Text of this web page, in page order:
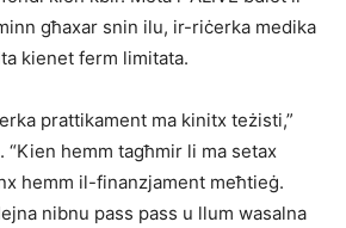
għaxar snin ilu, ir-riċerka medika
kienet ferm limitata.
prattikament ma kinitx teżisti,”
“Kien hemm tagħmir li ma setax
hemm il-finanzjament meħtieġ.
nibnu pass pass u llum wasalna